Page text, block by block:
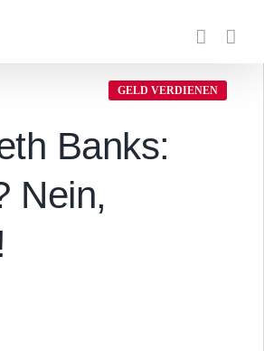
GELD VERDIENEN
Banks:
Nein,